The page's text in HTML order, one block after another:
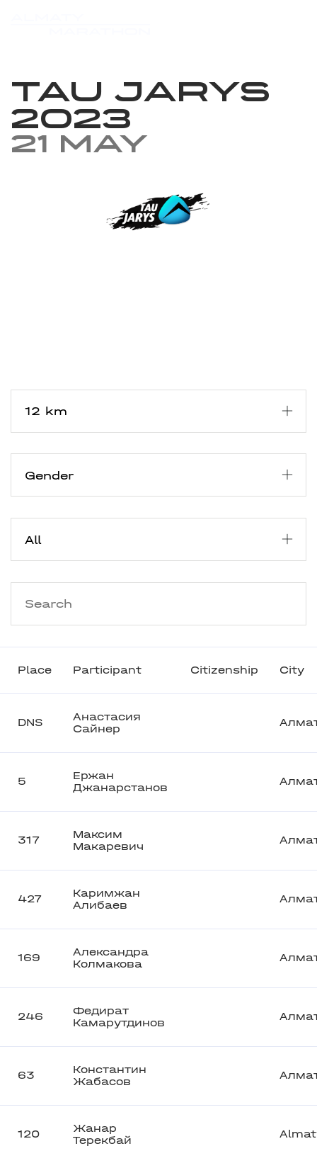
Tau Jarys
2023
21 May
Place Participant Citizenship City
DNS
Анастасия
Сайнер
5
Ержан
Джанарстанов
317
Максим
Макаревич
427
Каримжан
Алибаев
169
Александра
Колмакова
246
Федират
Камарутдинов
63
Константин
Жабасов
120
Жанар
Терекбай